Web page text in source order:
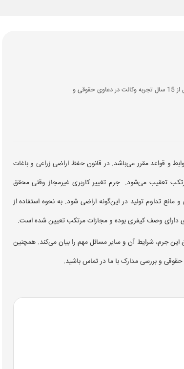
وکیل پایه یک دادگستری و عضو کانون وکلای مرکز (تهران) با بیش از 15 سال تجربه وکالت در دعاوی حقوقی و
و قواعد مقرر می‌باشد. در قانون حفظ اراضی زراعی و باغات
و مرتکب تعقیب می‌شود. جرم تغییر کاربری غیرمجاز وقتی محقق
مانع تداوم تولید در این‌گونه اراضی شود. به نحوه استفاده از
دارای وصف کیفری بوده و مجازات مرتکب تعیین شده است.
جرم، شرایط آن و سایر مسائل مهم را بیان می‌کند. همچنین
حقوقی و بررسی مدارک با ما در تماس باشید.